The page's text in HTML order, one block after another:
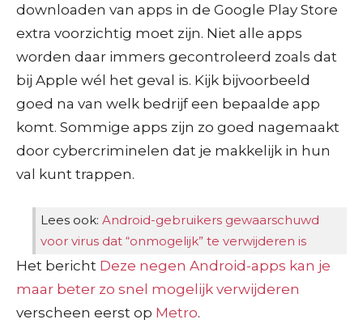
downloaden van apps in de Google Play Store
extra voorzichtig moet zijn. Niet alle apps
worden daar immers gecontroleerd zoals dat
bij Apple wél het geval is. Kijk bijvoorbeeld
goed na van welk bedrijf een bepaalde app
komt. Sommige apps zijn zo goed nagemaakt
door cybercriminelen dat je makkelijk in hun
val kunt trappen.
Lees ook: Android-gebruikers gewaarschuwd
voor virus dat “onmogelijk” te verwijderen is
Het bericht Deze negen Android-apps kan je
maar beter zo snel mogelijk verwijderen
verscheen eerst op Metro.